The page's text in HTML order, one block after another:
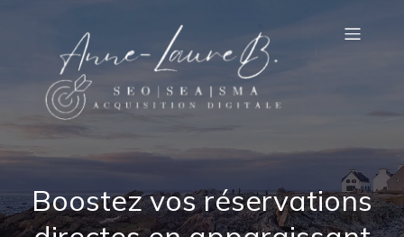
Boostez vos réservations